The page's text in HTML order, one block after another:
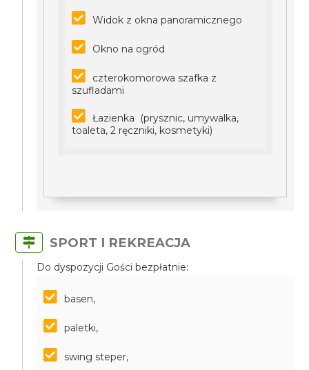
Widok z okna panoramicznego
Okno na ogród
czterokomorowa szafka z
szufladami
Łazienka (prysznic, umywalka,
toaleta, 2 ręczniki, kosmetyki)
SPORT I REKREACJA
Do dyspozycji Gości bezpłatnie:
basen,
paletki,
swing steper,